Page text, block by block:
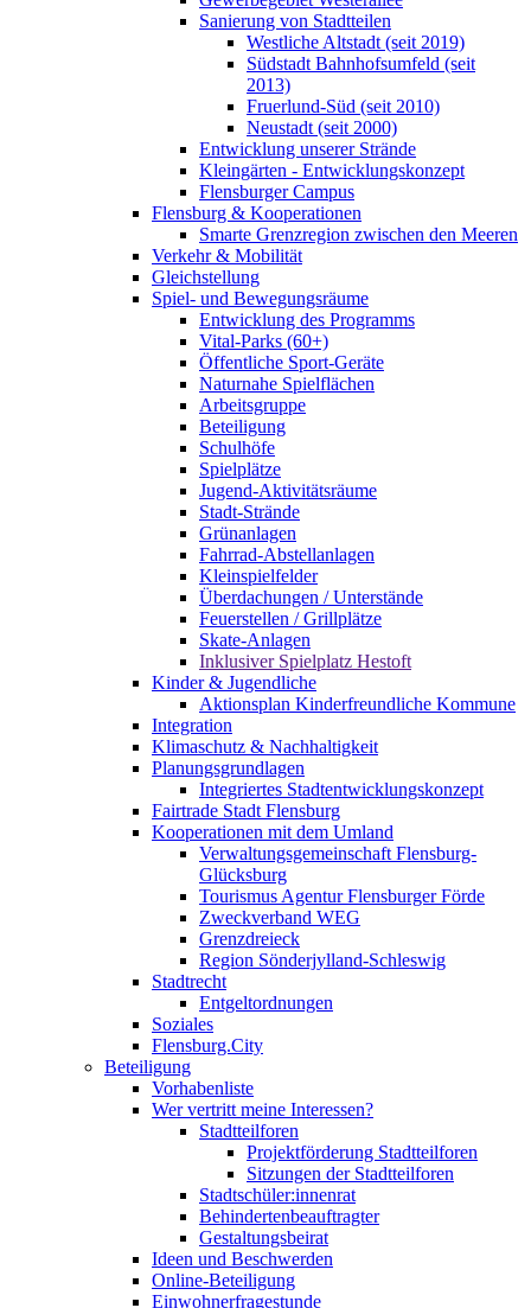
Sanierung von Stadtteilen
Westliche Altstadt (seit 2019)
Südstadt Bahnhofsumfeld (seit
2013)
Fruerlund-Süd (seit 2010)
Neustadt (seit 2000)
Entwicklung unserer Strände
Kleingärten - Entwicklungskonzept
Flensburger Campus
Flensburg & Kooperationen
Smarte Grenzregion zwischen den Meeren
Verkehr & Mobilität
Gleichstellung
Spiel- und Bewegungsräume
Entwicklung des Programms
Vital-Parks (60+)
Öffentliche Sport-Geräte
Naturnahe Spielflächen
Arbeitsgruppe
Beteiligung
Schulhöfe
Spielplätze
Jugend-Aktivitätsräume
Stadt-Strände
Grünanlagen
Fahrrad-Abstellanlagen
Kleinspielfelder
Überdachungen / Unterstände
Feuerstellen / Grillplätze
Skate-Anlagen
Inklusiver Spielplatz Hestoft
Kinder & Jugendliche
Aktionsplan Kinderfreundliche Kommune
Integration
Klimaschutz & Nachhaltigkeit
Planungsgrundlagen
Integriertes Stadtentwicklungskonzept
Fairtrade Stadt Flensburg
Kooperationen mit dem Umland
Verwaltungsgemeinschaft Flensburg-
Glücksburg
Tourismus Agentur Flensburger Förde
Zweckverband WEG
Grenzdreieck
Region Sönderjylland-Schleswig
Stadtrecht
Entgeltordnungen
Soziales
Flensburg.City
Beteiligung
Vorhabenliste
Wer vertritt meine Interessen?
Stadtteilforen
Projektförderung Stadtteilforen
Sitzungen der Stadtteilforen
Stadtschüler:innenrat
Behindertenbeauftragter
Gestaltungsbeirat
Ideen und Beschwerden
Online-Beteiligung
Einwohnerfragestunde